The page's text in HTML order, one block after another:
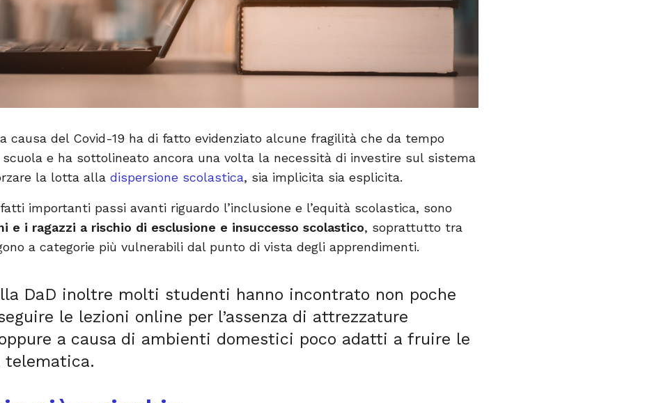
causa del Covid-19 ha di fatto evidenziato alcune fragilità che da tempo
e ha sottolineato ancora una volta la necessità di investire sul sistema
la lotta alla dispersione scolastica, sia implicita sia esplicita.
importanti passi avanti riguardo l’inclusione e l’equità scolastica, sono
e i ragazzi a rischio di esclusione e insuccesso scolastico, soprattutto tra
a categorie più vulnerabili dal punto di vista degli apprendimenti.
DaD inoltre molti studenti hanno incontrato non poche
le lezioni online per l’assenza di attrezzature
a causa di ambienti domestici poco adatti a fruire le
telematica.